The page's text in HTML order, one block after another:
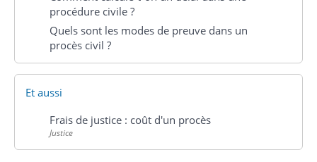
procédure civile ?
Quels sont les modes de preuve dans un
procès civil ?
Et aussi
Frais de justice : coût d'un procès
Justice